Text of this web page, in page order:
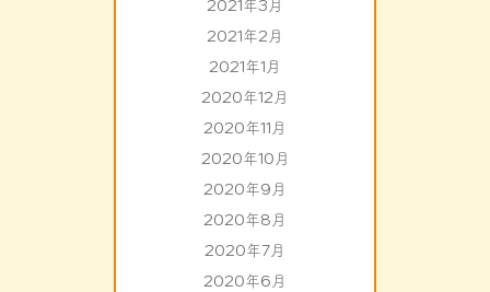
2021年3月
2021年2月
2021年1月
2020年12月
2020年11月
2020年10月
2020年9月
2020年8月
2020年7月
2020年6月